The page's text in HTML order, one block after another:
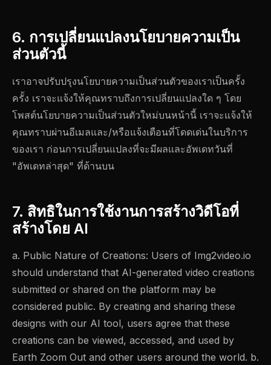
6. การเปลี่ยนแปลงนโยบายความเป็น
ส่วนตัวนี้
เราอาจปรับปรุงนโยบายความเป็นส่วนตัวของเราเป็นครั้ง
ครั้ง เราจะแจ้งให้คุณทราบถึงการเปลี่ยนแปลงใด ๆ โดย
โพสต์นโยบายความเป็นส่วนตัวใหม่บนหน้านี้ เราจะแจ้งให้
คุณทราบผ่านอีเมลและ/หรือแจ้งเตือนที่โดดเด่นในบริการ
ของเรา ก่อนการเปลี่ยนแปลงที่จะมีผลและอัพเดทวันที่
"อัพเดทล่าสุด" ที่ด้านบน
7. สิทธิในการใช้งานการสร้างวิดีโอที่
สร้างโดย AI
a. Public Nature of Creations: Users of Img2video.io
should understand that AI-generated video creations
submitted or shared on the platform may be
considered public. By creating and sharing these
designs with our AI tool, users agree that these
creations can be viewed, accessed, and used by
Earth Zoom Out and other users around the world. b.